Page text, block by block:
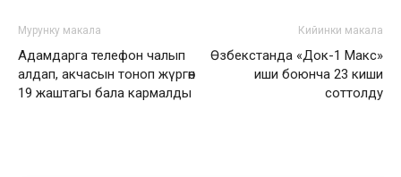
Мурунку макала
Адамдарга телефон чалып
алдап, акчасын тоноп жүргөн
19 жаштагы бала кармалды
Кийинки макала
Өзбекстанда «Док-1 Макс»
иши боюнча 23 киши
соттолду